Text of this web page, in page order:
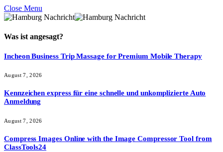
Close Menu
Was ist angesagt?
Incheon Business Trip Massage for Premium Mobile Therapy
August 7, 2026
Kennzeichen express für eine schnelle und unkomplizierte Auto
Anmeldung
August 7, 2026
Compress Images Online with the Image Compressor Tool from
ClassTools24